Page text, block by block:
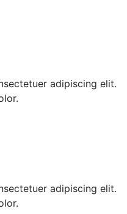
adipiscing elit.
adipiscing elit.